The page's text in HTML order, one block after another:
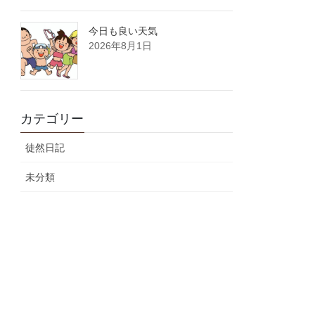
今日も良い天気
2026年8月1日
カテゴリー
徒然日記
未分類